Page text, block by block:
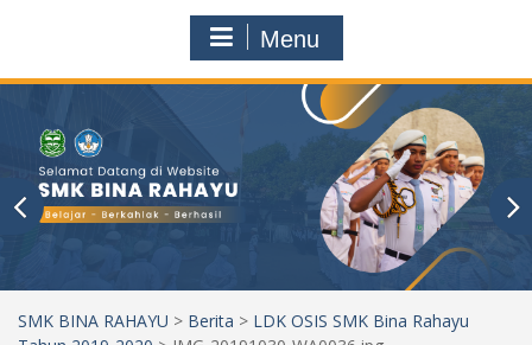
Menu
SMK BINA RAHAYU > Berita > LDK OSIS SMK Bina Rahayu